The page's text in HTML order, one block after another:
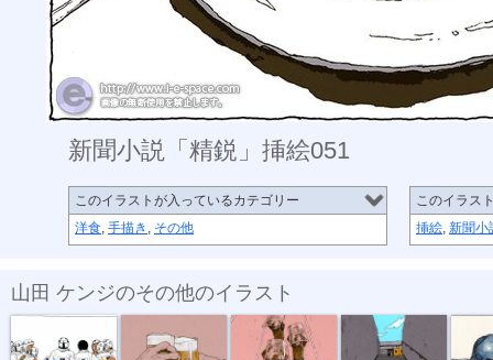
新聞小説「精鋭」挿絵051
このイラストが入っているカテゴリー
洋食, 手描き , その他
このイラス
挿絵, 新聞小
山田 ケンジのその他のイラスト
新聞小説「精... 新聞小説「精... 新聞小説「精...